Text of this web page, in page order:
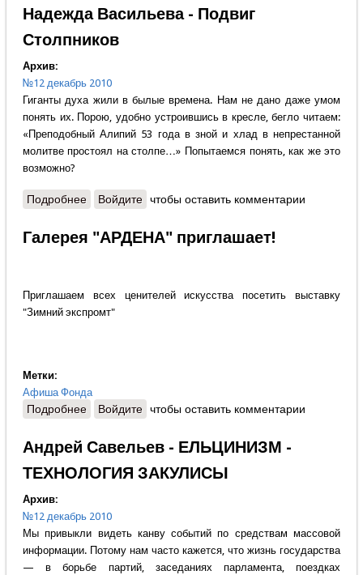
Надежда Васильева - Подвиг
Столпников
Архив:
№12 декабрь 2010
Гиганты духа жили в былые времена. Нам не дано даже умом
понять их. Порою, удобно устроившись в кресле, бегло читаем:
«Преподобный Алипий 53 года в зной и хлад в непрестанной
молитве простоял на столпе…» Попытаемся понять, как же это
возможно?
Подробнеео Надежда Васильева - Подвиг Столпников
Войдите чтобы оставить комментарии
Галерея "АРДЕНА" приглашает!
Приглашаем всех ценителей искусства посетить выставку
"Зимний экспромт"
Метки:
Афиша Фонда
Подробнеео Галерея "АРДЕНА" приглашает!
Войдите чтобы оставить комментарии
Андрей Савельев - ЕЛЬЦИНИЗМ -
ТЕХНОЛОГИЯ ЗАКУЛИСЫ
Архив:
№12 декабрь 2010
Мы привыкли видеть канву событий по средствам массовой
информации. Потому нам часто кажется, что жизнь государства
— в борьбе партий, заседаниях парламента, поездках